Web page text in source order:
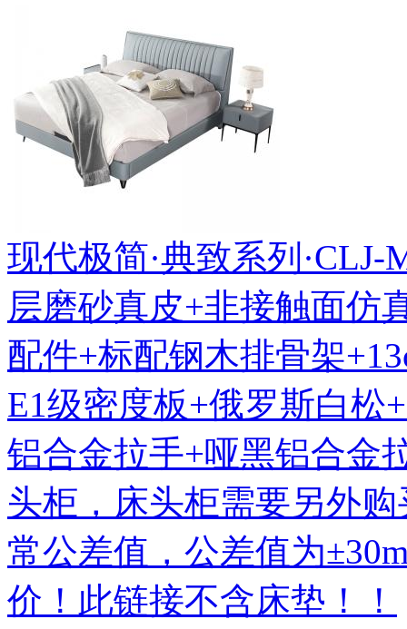
现代极简·典致系列·CLJ-
层磨砂真皮+非接触面仿
配件+标配钢木排骨架
E1级密度板+俄罗斯白松
铝合金拉手+哑黑铝合金
头柜，床头柜需要另外
常公差值，公差值为
价！此链接不含床垫！！